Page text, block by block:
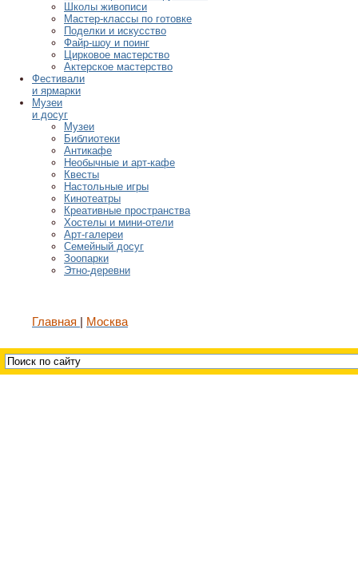
Школы живописи
Мастер-классы по готовке
Поделки и искусство
Файр-шоу и поинг
Цирковое мастерство
Актерское мастерство
Фестивали
и ярмарки
Музеи
и досуг
Музеи
Библиотеки
Антикафе
Необычные и арт-кафе
Квесты
Настольные игры
Кинотеатры
Креативные пространства
Хостелы и мини-отели
Арт-галереи
Семейный досуг
Зоопарки
Этно-деревни
Главная Москва